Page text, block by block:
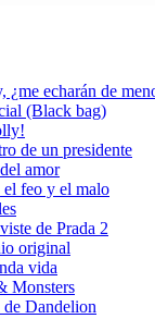
¿me echarán de
(Black bag)
de un presidente
amor
feo y el malo
de Prada 2
original
vida
Monsters
de Dandelion